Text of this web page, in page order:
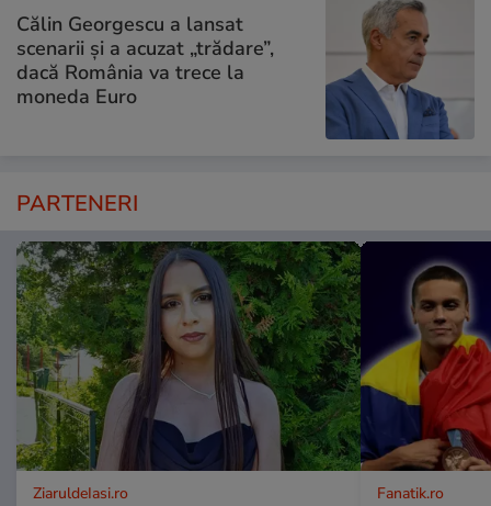
Călin Georgescu a lansat
scenarii și a acuzat „trădare”,
dacă România va trece la
moneda Euro
PARTENERI
ZiaruldeIasi.ro Fanatik.ro